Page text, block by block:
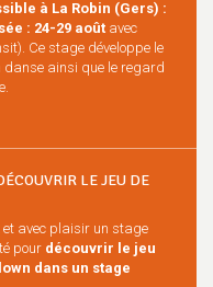
à La Robin (Gers) :
: 24-29 août avec
Ce stage développe le
ainsi que le regard
LE JEU DE
et avec plaisir un stage
pour découvrir le jeu
dans un stage